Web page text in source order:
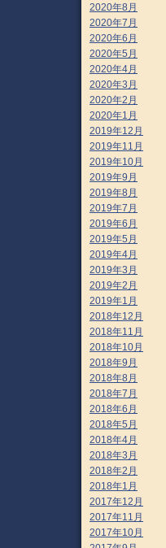
2020年8月
2020年7月
2020年6月
2020年5月
2020年4月
2020年3月
2020年2月
2020年1月
2019年12月
2019年11月
2019年10月
2019年9月
2019年8月
2019年7月
2019年6月
2019年5月
2019年4月
2019年3月
2019年2月
2019年1月
2018年12月
2018年11月
2018年10月
2018年9月
2018年8月
2018年7月
2018年6月
2018年5月
2018年4月
2018年3月
2018年2月
2018年1月
2017年12月
2017年11月
2017年10月